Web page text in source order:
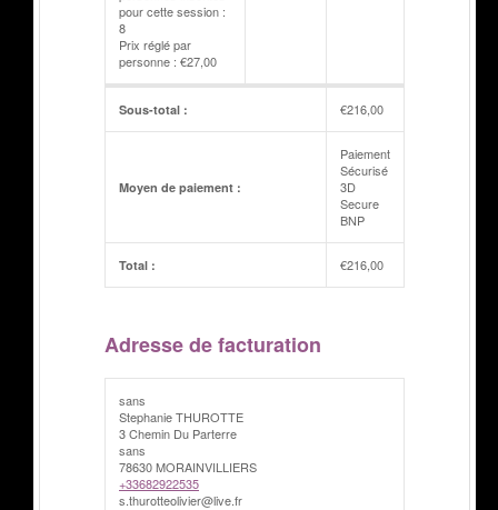
pour cette session :
8
Prix réglé par
personne : €27,00
Sous-total : €216,00
Moyen de paiement :
Paiement
Sécurisé
3D
Secure
BNP
Total : €216,00
Adresse de facturation
sans
Stephanie THUROTTE
3 Chemin Du Parterre
sans
78630 MORAINVILLIERS
+33682922535
s.thurotteolivier@live.fr